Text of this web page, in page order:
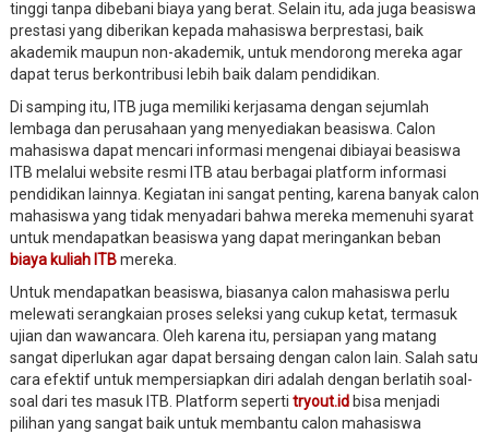
tinggi tanpa dibebani biaya yang berat. Selain itu, ada juga beasiswa
prestasi yang diberikan kepada mahasiswa berprestasi, baik
akademik maupun non-akademik, untuk mendorong mereka agar
dapat terus berkontribusi lebih baik dalam pendidikan.
Di samping itu, ITB juga memiliki kerjasama dengan sejumlah
lembaga dan perusahaan yang menyediakan beasiswa. Calon
mahasiswa dapat mencari informasi mengenai dibiayai beasiswa
ITB melalui website resmi ITB atau berbagai platform informasi
pendidikan lainnya. Kegiatan ini sangat penting, karena banyak calon
mahasiswa yang tidak menyadari bahwa mereka memenuhi syarat
untuk mendapatkan beasiswa yang dapat meringankan beban
biaya kuliah ITBmereka.
Untuk mendapatkan beasiswa, biasanya calon mahasiswa perlu
melewati serangkaian proses seleksi yang cukup ketat, termasuk
ujian dan wawancara. Oleh karena itu, persiapan yang matang
sangat diperlukan agar dapat bersaing dengan calon lain. Salah satu
cara efektif untuk mempersiapkan diri adalah dengan berlatih soal-
soal dari tes masuk ITB. Platform seperti tryout.idbisa menjadi
pilihan yang sangat baik untuk membantu calon mahasiswa